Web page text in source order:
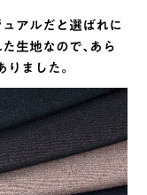
アルだと選ばれに
生地なので、あら
ました。